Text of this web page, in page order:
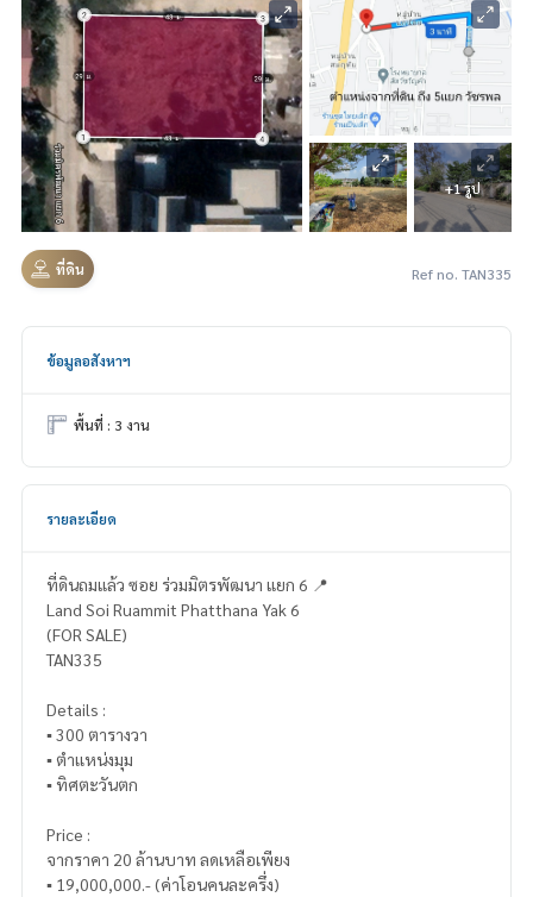
+1 รูป
ที่ดิน Ref no. TAN335
ข้อมูลอสังหาฯ
พื้นที่ : 3 งาน
รายละเอียด
ที่ดินถมแล้ว ซอย ร่วมมิตรพัฒนา แยก 6 📍
Land Soi Ruammit Phatthana Yak 6
(FOR SALE)
TAN335
Details :
▪️ 300 ตารางวา
▪️ ตำเเหน่งมุม
▪️ ทิศตะวันตก
Price :
จากราคา 20 ล้านบาท ลดเหลือเพียง
▪️ 19,000,000.- (ค่าโอนคนละครึ่ง)